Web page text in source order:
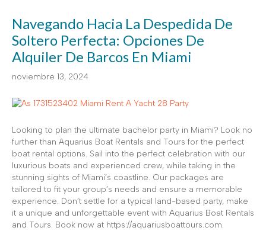
Navegando Hacia La Despedida De
Soltero Perfecta: Opciones De
Alquiler De Barcos En Miami
noviembre 13, 2024
Looking to plan the ultimate bachelor party in Miami? Look no
further than Aquarius Boat Rentals and Tours for the perfect
boat rental options. Sail into the perfect celebration with our
luxurious boats and experienced crew, while taking in the
stunning sights of Miami’s coastline. Our packages are
tailored to fit your group’s needs and ensure a memorable
experience. Don’t settle for a typical land-based party, make
it a unique and unforgettable event with Aquarius Boat Rentals
and Tours. Book now at https://aquariusboattours.com.